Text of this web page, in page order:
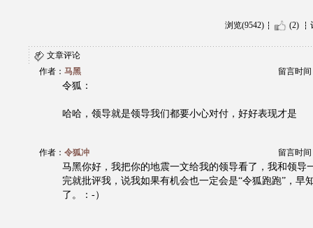
浏览(9542) (2)
文章评论
作者： 马黑 留言时间
令狐：
哈哈，领导就是领导我们都要小心对付，好好表现才是
作者： 令狐冲 留言时间
马黑你好，我把你的地震一文给我的领导看了，我和领导
完就批评我，说我如果有机会也一定会是“令狐跑跑”，早
了。：-）